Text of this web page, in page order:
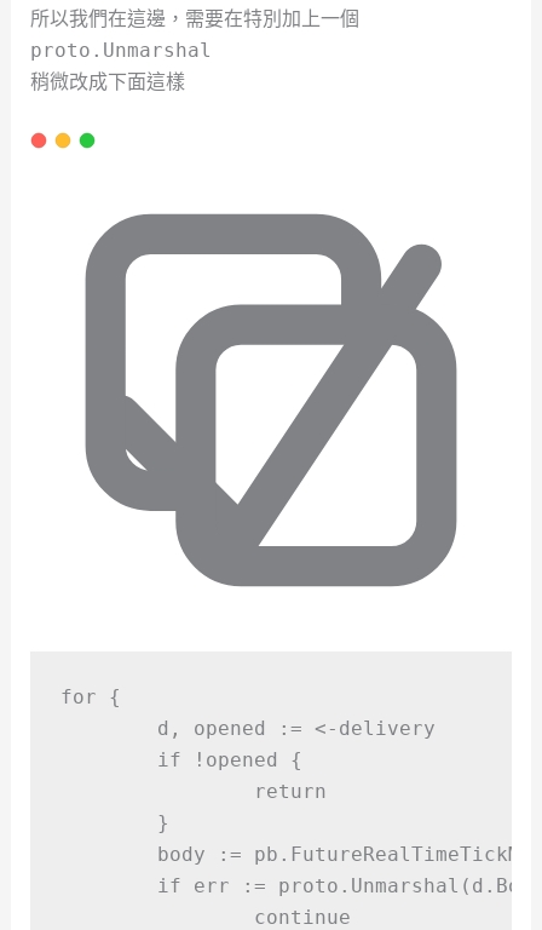
所以我們在這邊，需要在特別加上一個
proto.Unmarshal
稍微改成下面這樣
for
{
	d
, opened := <- delivery
if
! opened {
return
}
	body
:= pb .
if err := proto . Unmarshal ( d .
continue